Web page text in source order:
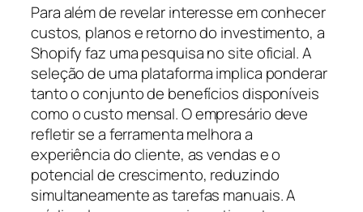
Para além de revelar interesse em conhecer
custos, planos e retorno do investimento, a
Shopify faz uma pesquisa no site oficial. A
seleção de uma plataforma implica ponderar
tanto o conjunto de benefícios disponíveis
como o custo mensal. O empresário deve
refletir se a ferramenta melhora a
experiência do cliente, as vendas e o
potencial de crescimento, reduzindo
simultaneamente as tarefas manuais. A